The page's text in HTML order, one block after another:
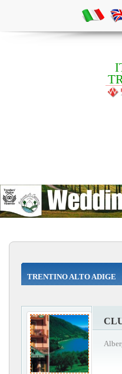
TRENTINO ALTO ADIGE